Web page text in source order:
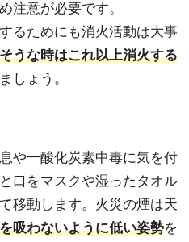
注意が必要です。
るためにも消火活動は大事
うな時はこれ以上消火する
しょう。
や一酸化炭素中毒に気を付
口をマスクや湿ったタオル
移動します。火災の煙は天
吸わないように低い姿勢を